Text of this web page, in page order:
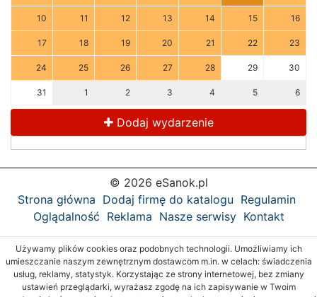
10 11 12 13 14 15 16
17 18 19 20 21 22 23
24 25 26 27 28 29 30
31 1 2 3 4 5 6
Dodaj wydarzenie
© 2026 eSanok.pl
Strona główna Dodaj firmę do katalogu Regulamin
Oglądalność Reklama Nasze serwisy Kontakt
Używamy plików cookies oraz podobnych technologii. Umożliwiamy ich
umieszczanie naszym zewnętrznym dostawcom m.in. w celach: świadczenia
usług, reklamy, statystyk. Korzystając ze strony internetowej, bez zmiany
ustawień przeglądarki, wyrażasz zgodę na ich zapisywanie w Twoim